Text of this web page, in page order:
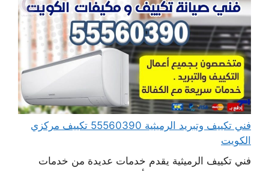
فني تكييف وتبريد الرميثية 55560390 تكييف مركزي
الكويت
فني تكييف الرميثية يقدم خدمات عديدة من خدمات